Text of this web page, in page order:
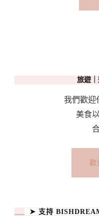
旅遊
我們歡迎
美食
歡
➤ 支持